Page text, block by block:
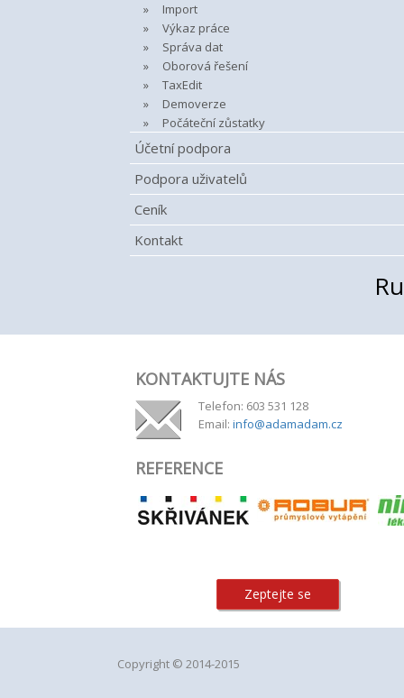
Import
Výkaz práce
Správa dat
Oborová řešení
TaxEdit
Demoverze
Počáteční zůstatky
Účetní podpora
Podpora uživatelů
Ceník
Kontakt
KONTAKTUJTE NÁS
Telefon: 603 531 128
Email: info@adamadam.cz
REFERENCE
Zeptejte se
Copyright © 2014-2015